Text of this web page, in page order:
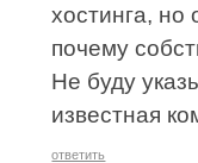
хостинга, но
почему
Не буду
известная
ответить